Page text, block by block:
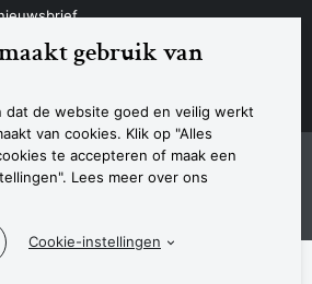
gebruik van
dat de website goed en veilig werkt
van cookies. Klik op "Alles
te accepteren of maak een
Lees meer over ons
Cookie-instellingen
Algemene voorwaardenDisclaimer
Contact